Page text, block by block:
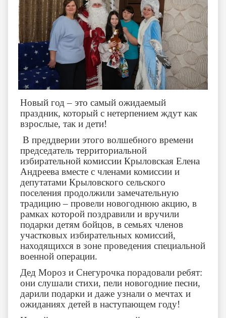
Новый год – это самый ожидаемый
праздник, который с нетерпением ждут как
взрослые, так и дети!
В преддверии этого волшебного времени
председатель территориальной
избирательной комиссии Крыловская Елена
Андреева вместе с членами комиссии и
депутатами Крыловского сельского
поселения продолжили замечательную
традицию – провели новогоднюю акцию, в
рамках которой поздравили и вручили
подарки детям бойцов, в семьях членов
участковых избирательных комиссий,
находящихся в зоне проведения специальной
военной операции.
Дед Мороз и Снегурочка порадовали ребят:
они слушали стихи, пели новогодние песни,
дарили подарки и даже узнали о мечтах и
ожиданиях детей в наступающем году!